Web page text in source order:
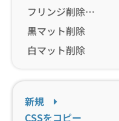
新規
CSSをコピー
フリンジ削除…
黒マット削除
白マット削除